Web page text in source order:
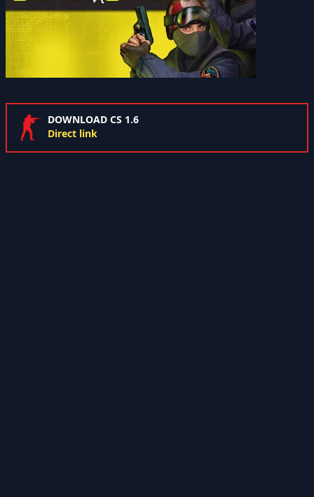
DOWNLOAD CS 1.6
Direct link